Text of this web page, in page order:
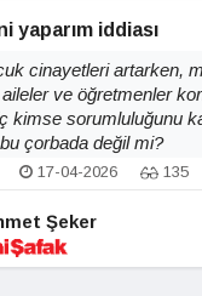
yaparım iddiası
cinayetleri artarken,
aileler ve öğretmenler
kimse sorumluluğunu
çorbada değil mi?
17-04-2026 135
Şeker